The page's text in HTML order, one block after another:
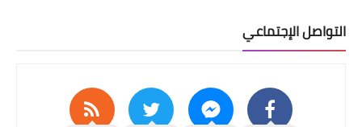
التواصل الإجتماعي